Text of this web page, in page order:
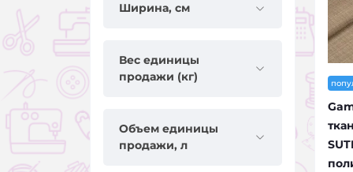
Ширина, см
Вес единицы
продажи (кг)
Объем единицы
продажи, л